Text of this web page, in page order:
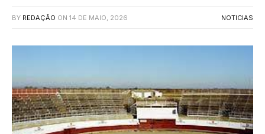
BY REDAÇÃO ON 14 DE MAIO, 2026 NOTICIAS